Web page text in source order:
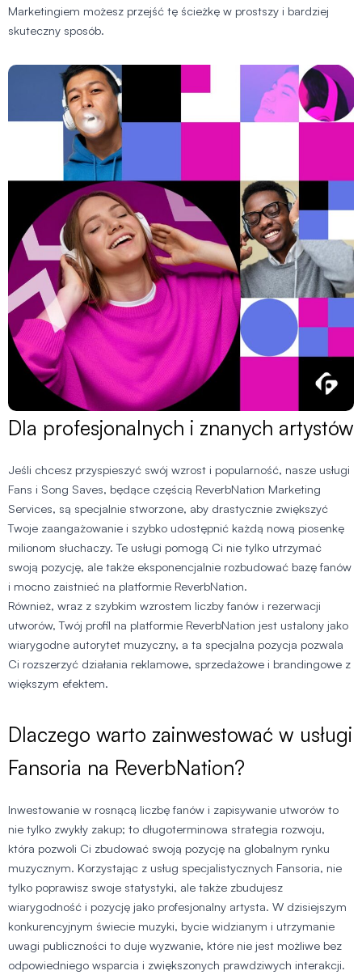
Marketingiem możesz przejść tę ścieżkę w prostszy i bardziej
skuteczny sposób.
Dla profesjonalnych i znanych artystów
Jeśli chcesz przyspieszyć swój wzrost i popularność, nasze usługi
Fans i Song Saves, będące częścią ReverbNation Marketing
Services, są specjalnie stworzone, aby drastycznie zwiększyć
Twoje zaangażowanie i szybko udostępnić każdą nową piosenkę
milionom słuchaczy. Te usługi pomogą Ci nie tylko utrzymać
swoją pozycję, ale także eksponencjalnie rozbudować bazę fanów
i mocno zaistnieć na platformie ReverbNation.
Również, wraz z szybkim wzrostem liczby fanów i rezerwacji
utworów, Twój profil na platformie ReverbNation jest ustalony jako
wiarygodne autorytet muzyczny, a ta specjalna pozycja pozwala
Ci rozszerzyć działania reklamowe, sprzedażowe i brandingowe z
większym efektem.
Dlaczego warto zainwestować w usługi
Fansoria na ReverbNation?
Inwestowanie w rosnącą liczbę fanów i zapisywanie utworów to
nie tylko zwykły zakup; to długoterminowa strategia rozwoju,
która pozwoli Ci zbudować swoją pozycję na globalnym rynku
muzycznym. Korzystając z usług specjalistycznych Fansoria, nie
tylko poprawisz swoje statystyki, ale także zbudujesz
wiarygodność i pozycję jako profesjonalny artysta. W dzisiejszym
konkurencyjnym świecie muzyki, bycie widzianym i utrzymanie
uwagi publiczności to duje wyzwanie, które nie jest możliwe bez
odpowiedniego wsparcia i zwiększonych prawdziwych interakcji.